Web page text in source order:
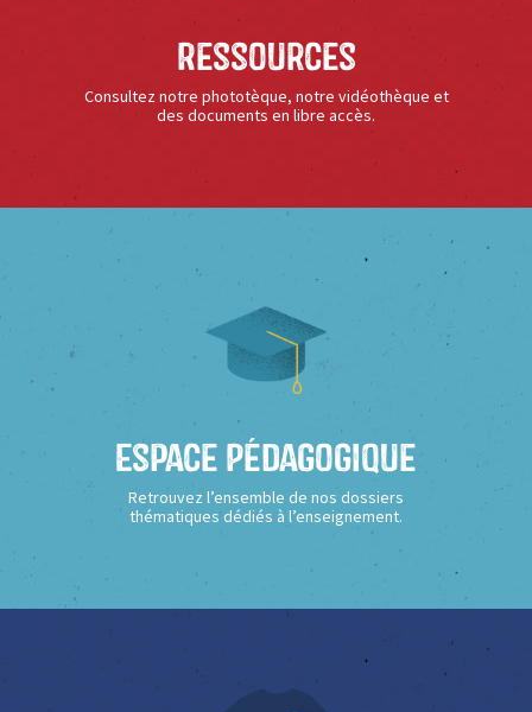
Ressources
Consultez notre phototèque, notre vidéothèque et
des documents en libre accès.
Espace Pédagogique
Retrouvez l’ensemble de nos dossiers
thématiques dédiés à l’enseignement.